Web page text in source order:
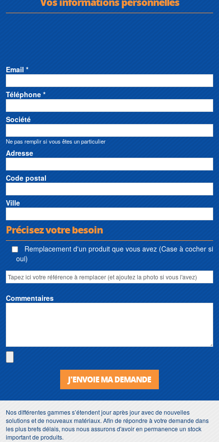
Email *
Téléphone *
Société
Ne pas remplir si vous êtes un particulier
Adresse
Code postal
Ville
Précisez votre besoin
Remplacement d'un produit que vous avez (Case à cocher si
oui)
Commentaires
J'ENVOIE MA DEMANDE
Nos différentes gammes s’étendent jour après jour avec de nouvelles
solutions et de nouveaux matériaux. Afin de répondre à votre demande dans
les plus brefs délais, nous nous assurons d'avoir en permanence un stock
important de produits.